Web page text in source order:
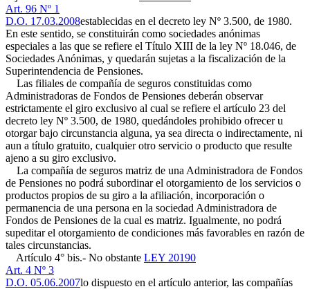
Art. 96 Nº 1
D.O. 17.03.2008establecidas en el decreto ley Nº 3.500, de 1980.
En este sentido, se constituirán como sociedades anónimas
especiales a las que se refiere el Título XIII de la ley Nº 18.046, de
Sociedades Anónimas, y quedarán sujetas a la fiscalización de la
Superintendencia de Pensiones.
Las filiales de compañía de seguros constituidas como
Administradoras de Fondos de Pensiones deberán observar
estrictamente el giro exclusivo al cual se refiere el artículo 23 del
decreto ley Nº 3.500, de 1980, quedándoles prohibido ofrecer u
otorgar bajo circunstancia alguna, ya sea directa o indirectamente, ni
aun a título gratuito, cualquier otro servicio o producto que resulte
ajeno a su giro exclusivo.
La compañía de seguros matriz de una Administradora de Fondos
de Pensiones no podrá subordinar el otorgamiento de los servicios o
productos propios de su giro a la afiliación, incorporación o
permanencia de una persona en la sociedad Administradora de
Fondos de Pensiones de la cual es matriz. Igualmente, no podrá
supeditar el otorgamiento de condiciones más favorables en razón de
tales circunstancias.
Artículo 4° bis.- No obstante LEY 20190
Art. 4 Nº 3
D.O. 05.06.2007lo dispuesto en el artículo anterior, las compañías